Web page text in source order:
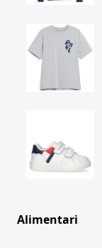
Alimentari